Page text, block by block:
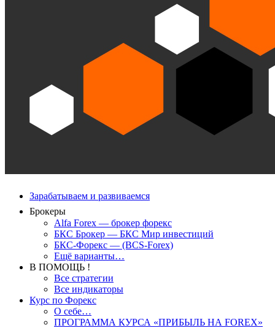
Зарабатываем и развиваемся
Брокеры
Alfa Forex — брокер форекс
БКС Брокер — БКС Мир инвестиций
БКС-Форекс — (BCS-Forex)
Ещё варианты…
В ПОМОЩЬ !
Все стратегии
Все индикаторы
Курс по Форекс
О себе…
ПРОГРАММА КУРСА «ПРИБЫЛЬ НА FOREX»